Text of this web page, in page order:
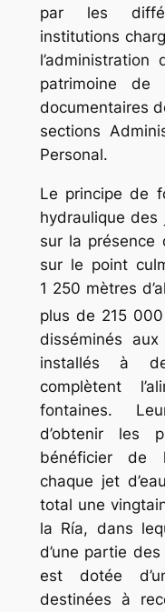
par les
institutions
patrimoine de
documentaires
sections
Personal.
Le principe de
hydraulique des
sur la présence
sur le point
1 250 mètres
plus de 215
disséminés
installés à
complètent
fontaines.
d’obtenir les
bénéficier de
chaque jet
total une
la Ría, dans
d’une partie
est dotée
destinées à